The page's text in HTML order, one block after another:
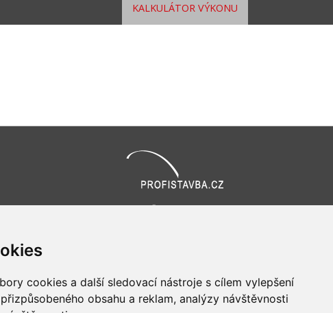
cookies a další sledovací nástroje s cílem vylepšení
obsahu a reklam, analýzy návštěvnosti
KALKULÁTOR VÝKONU
Všechna práva vyhrazena